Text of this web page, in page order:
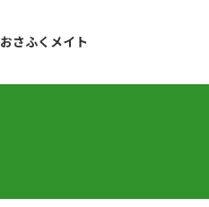
おさふくメイト